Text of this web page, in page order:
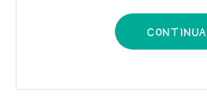
CONTINUA